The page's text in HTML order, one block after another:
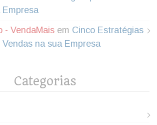
Empresa
- VendaMais em Cinco Estratégias
na sua Empresa
Categorias